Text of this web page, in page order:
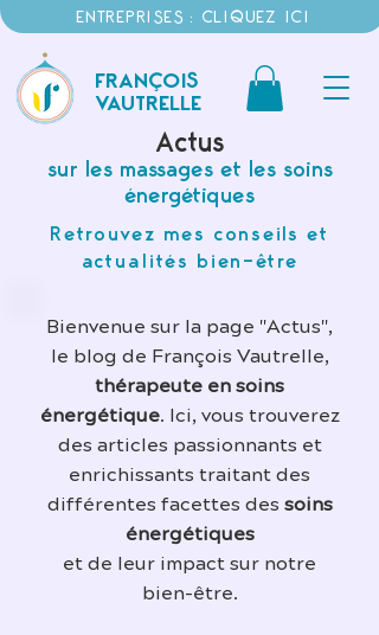
ENTREPRISES : CLIQUEZ ICI
FRANÇOIS
VAUTRELLE
Actus
sur les massages et les soins
énergétiques
Retrouvez mes conseils et
actualités bien-être
Bienvenue sur la page "Actus",
le blog de François Vautrelle,
thérapeute en soins
énergétique. Ici, vous trouverez
des articles passionnants et
enrichissants traitant des
différentes facettes des soins
énergétiques
et de leur impact sur notre
bien-être.